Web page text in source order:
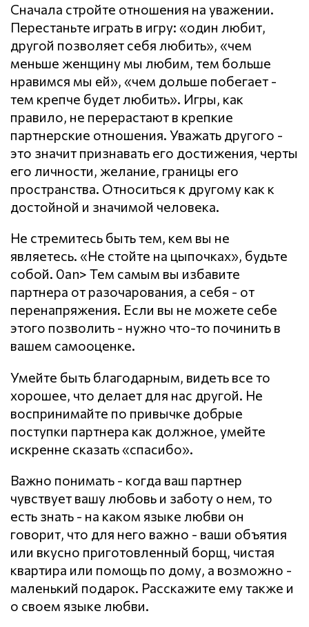
Сначала стройте отношения на уважении.
Перестаньте играть в игру: «один любит,
другой позволяет себя любить», «чем
меньше женщину мы любим, тем больше
нравимся мы ей», «чем дольше побегает -
тем крепче будет любить». Игры, как
правило, не перерастают в крепкие
партнерские отношения. Уважать другого -
это значит признавать его достижения, черты
его личности, желание, границы его
пространства. Относиться к другому как к
достойной и значимой человека.
Не стремитесь быть тем, кем вы не
являетесь. «Не стойте на цыпочках», будьте
собой. 0an> Тем самым вы избавите
партнера от разочарования, а себя - от
перенапряжения. Если вы не можете себе
этого позволить - нужно что-то починить в
вашем самооценке.
Умейте быть благодарным, видеть все то
хорошее, что делает для нас другой. Не
воспринимайте по привычке добрые
поступки партнера как должное, умейте
искренне сказать «спасибо».
Важно понимать - когда ваш партнер
чувствует вашу любовь и заботу о нем, то
есть знать - на каком языке любви он
говорит, что для него важно - ваши объятия
или вкусно приготовленный борщ, чистая
квартира или помощь по дому, а возможно -
маленький подарок. Расскажите ему также и
о своем языке любви.